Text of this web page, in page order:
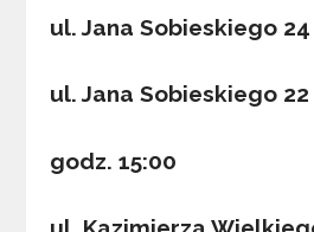
ul. Jana Sobieskiego
ul. Jana Sobieskiego
godz. 15:00